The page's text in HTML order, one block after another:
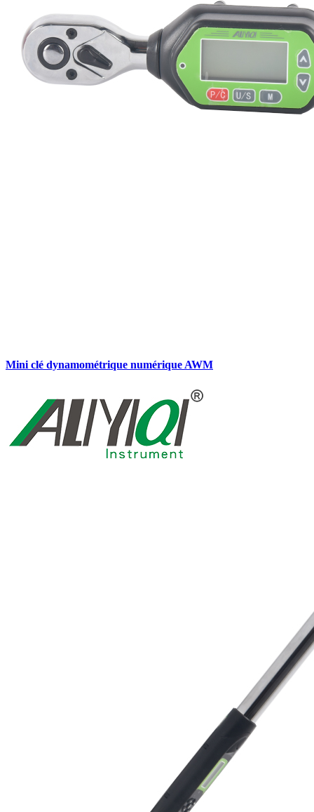
Mini clé dynamométrique numérique AWM